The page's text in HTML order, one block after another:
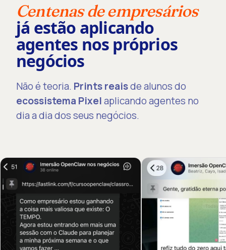
Centenas de empresários
já estão aplicando
agentes nos próprios
negócios
Não é teoria. Prints reaisde alunos do
ecossistema Pixelaplicando agentes no
dia a dia dos seus negócios.